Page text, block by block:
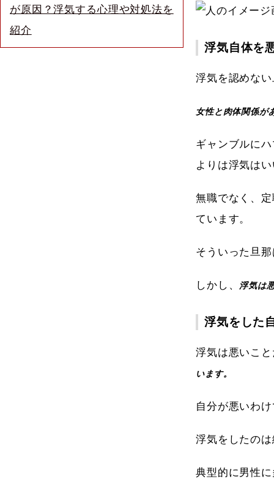
浮気自体を
浮気を認めな
女性と肉体関係が
ギャンブルに
よりは浮気は
無職でなく、
ています。
そういった旦
しかし、 浮気は
浮気をした
浮気は悪いこ
います。
自分が悪いわ
浮気をしたの
典型的に男性
が原因？浮気する心理や対処法を
紹介